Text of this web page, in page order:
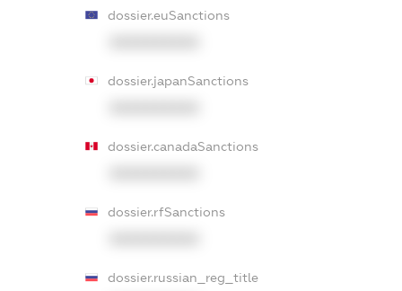
dossier.euSanctions
dossier.japanSanctions
dossier.canadaSanctions
dossier.rfSanctions
dossier.russian_reg_title